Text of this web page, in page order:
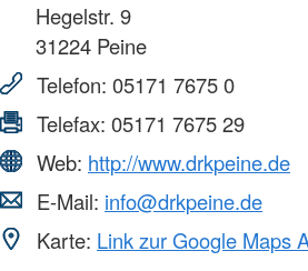
Hegelstr. 9
31224 Peine
Telefon: 05171 7675 0
Telefax: 05171 7675 29
Web: http://www.drkpeine.de
E-Mail: info@drkpeine.de
Karte: Link zur Google Maps